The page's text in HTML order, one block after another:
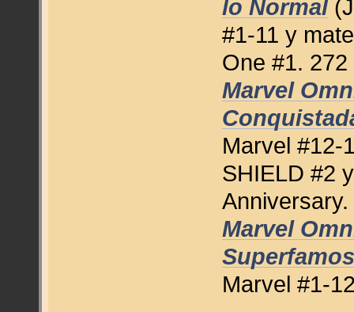
lo Normal
#1-11 y
One #1.
Marvel
Marvel #12-
SHIELD #2
Marvel
Marvel #1-